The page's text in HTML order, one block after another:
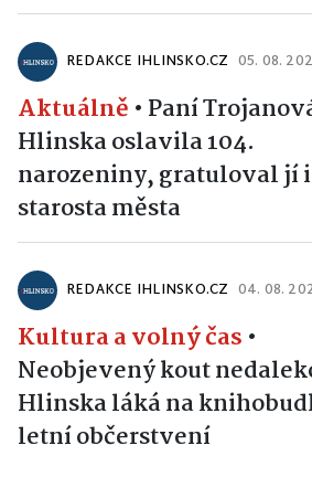
REDAKCE IHLINSKO.CZ 05. 08.
Aktuálně • Paní
Hlinska oslavila 104.
narozeniny, gratuloval jí i
starosta města
REDAKCE IHLINSKO.CZ 04. 08.
Kultura a volný čas •
Neobjevený kout
Hlinska láká na
letní občerstvení